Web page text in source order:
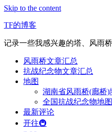
Skip to the content
TF的博客
记录一些我感兴趣的塔、风雨
风雨桥文章汇总
抗战纪念物文章汇总
地图
湖南省风雨桥(廊桥)
全国抗战纪念物地图
最新评论
开往🚇